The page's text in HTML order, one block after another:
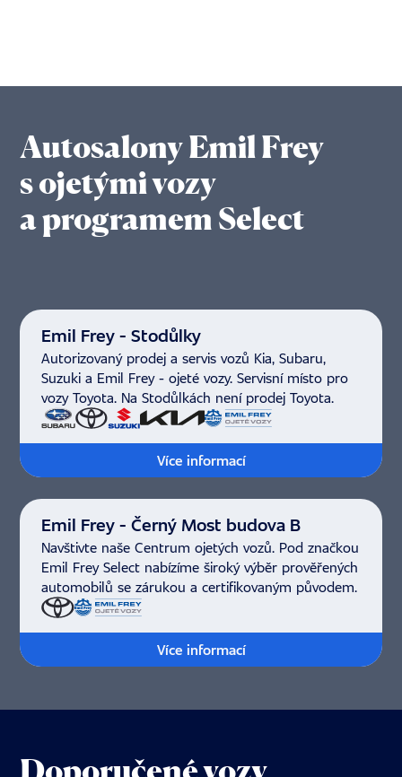
Autosalony Emil Frey
s ojetými vozy
a programem Select
Emil Frey - Stodůlky
Autorizovaný prodej a servis vozů Kia, Subaru,
Suzuki a Emil Frey - ojeté vozy. Servisní místo pro
vozy Toyota. Na Stodůlkách není prodej Toyota.
Více informací
Emil Frey - Černý Most budova B
Navštivte naše Centrum ojetých vozů. Pod značkou
Emil Frey Select nabízíme široký výběr prověřených
automobilů se zárukou a certifikovaným původem.
Více informací